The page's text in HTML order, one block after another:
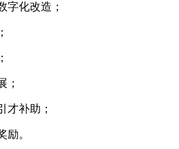
字化改造；
；
才补助；
励。